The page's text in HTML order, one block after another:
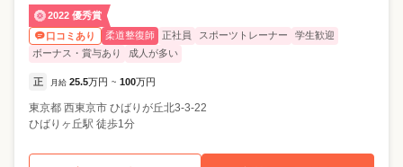
2022 優秀賞
口コミあり
柔道整復師 正社員 スポーツトレーナー
学生歓迎
ボーナス・賞与あり
成人が多い
正 月給 25.5万円 ~ 100万円
東京都 西東京市 ひばりが丘北3-3-22
ひばりヶ丘駅 徒歩1分